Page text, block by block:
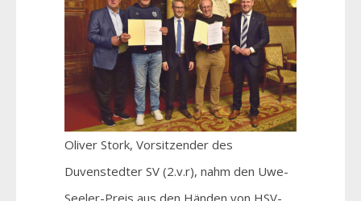
Oliver Stork, Vorsitzender des
Duvenstedter SV (2.v.r), nahm den Uwe-
Seeler-Preis aus den Händen von HSV-